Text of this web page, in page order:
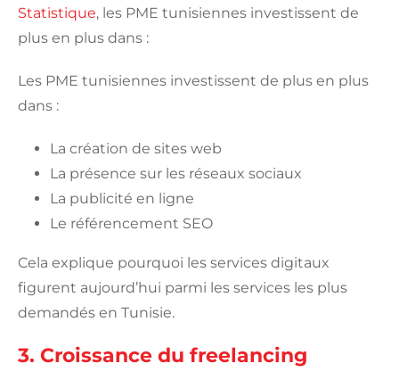
Statistique, les PME tunisiennes investissent de
plus en plus dans :
Les PME tunisiennes investissent de plus en plus
dans :
La création de sites web
La présence sur les réseaux sociaux
La publicité en ligne
Le référencement SEO
Cela explique pourquoi les services digitaux
figurent aujourd’hui parmi les services les plus
demandés en Tunisie.
3. Croissance du freelancing